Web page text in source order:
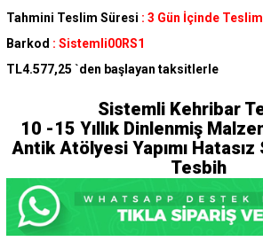
Tahmini Teslim Süresi : 3 Gün İçinde Teslim
Barkod : Sistemli00RS1
TL4.577,25 `den başlayan taksitlerle
Sistemli Kehribar
10 -15 Yıllık Dinlenmiş
Antik Atölyesi Yapımı Hatasız
Tesbih